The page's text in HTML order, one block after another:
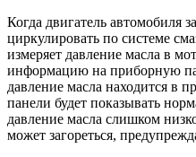
Когда двигатель автомобиля
циркулировать по системе
измеряет давление масла в
информацию на приборную
давление масла находится в
панели будет показывать
давление масла слишком
может загореться,